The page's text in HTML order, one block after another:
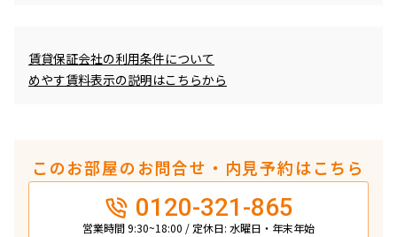
賃貸保証会社の利用条件について
めやす賃料表示の説明はこちらから
このお部屋のお問合せ・内見予約はこちら
0120-321-865
営業時間 9:30~18:00 / 定休日: 水曜日・年末年始